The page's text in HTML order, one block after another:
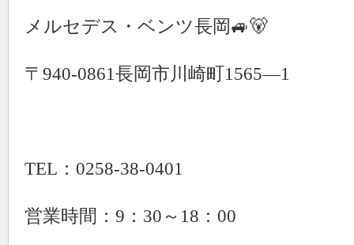
メルセデス・ベンツ長岡🚙🐻
〒940-0861長岡市川崎町1565—1
TEL：0258-38-0401
営業時間：9：30～18：00